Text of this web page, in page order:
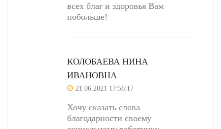
всех благ и здоровья Вам
побольше!
КОЛОБАЕВА НИНА
ИВАНОВНА
21.06.2021 17:56:17
Хочу сказать слова
благодарности своему